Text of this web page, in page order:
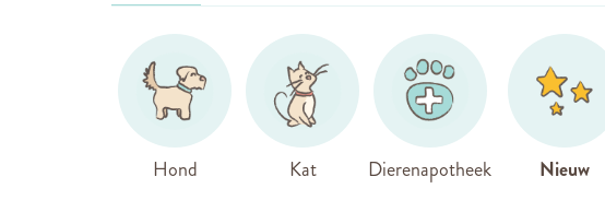
Hond Kat Dierenapotheek Nieuw